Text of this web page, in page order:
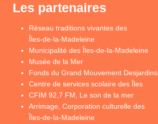
Les partenaires
Réseau traditions vivantes des
Îles-de-la-Madeleine
Municipalité des Îles-de-la-Madeleine
Musée de la Mer
Fonds du Grand Mouvement Desjardins
Centre de services scolaire des Îles
CFIM 92,7 FM, Le son de la mer
Arrimage, Corporation culturelle des
Îles-de-la-Madeleine